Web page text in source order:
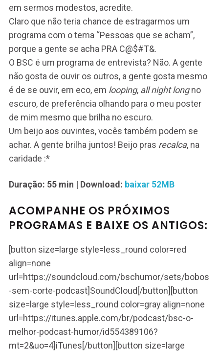
em sermos modestos, acredite.
Claro que não teria chance de estragarmos um
programa com o tema “Pessoas que se acham”,
porque a gente se acha PRA C@$#T&.
O BSC é um programa de entrevista? Não. A gente
não gosta de ouvir os outros, a gente gosta mesmo
é de se ouvir, em eco, em looping, all night longno
escuro, de preferência olhando para o meu poster
de mim mesmo que brilha no escuro.
Um beijo aos ouvintes, vocês também podem se
achar. A gente brilha juntos! Beijo pras recalca, na
caridade :*
Duração: 55 min | Download: baixar 52MB
ACOMPANHE OS PRÓXIMOS
PROGRAMAS E BAIXE OS ANTIGOS:
[button size=large style=less_round color=red
align=none
url=https://soundcloud.com/bschumor/sets/bobos
-sem-corte-podcast]SoundCloud[/button][button
size=large style=less_round color=gray align=none
url=https://itunes.apple.com/br/podcast/bsc-o-
melhor-podcast-humor/id554389106?
mt=2&uo=4]iTunes[/button][button size=large